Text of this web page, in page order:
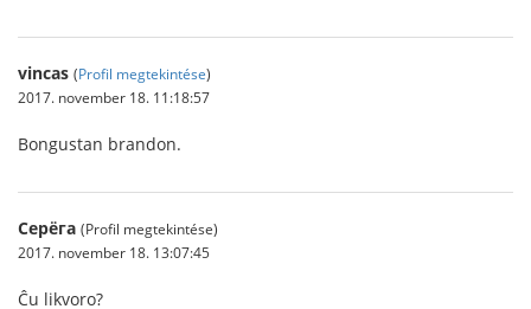
vincas (Profil megtekintése)
2017. november 18. 11:18:57
Bongustan brandon.
Серёга (Profil megtekintése)
2017. november 18. 13:07:45
Ĉu likvoro?